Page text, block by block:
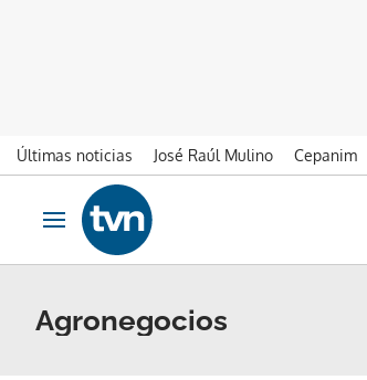
Últimas noticias José Raúl Mulino Cepanim
Ir al contenido
Obrir navegació
Agronegocios